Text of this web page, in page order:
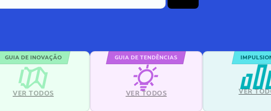
GUIA DE INOVAÇÃO
VER TODOS
GUIA DE TENDÊNCIAS
VER TODOS VER